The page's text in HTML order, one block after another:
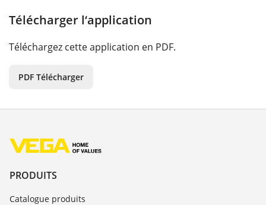
Télécharger l‘application
Téléchargez cette application en PDF.
PDF Télécharger
PRODUITS
Catalogue produits